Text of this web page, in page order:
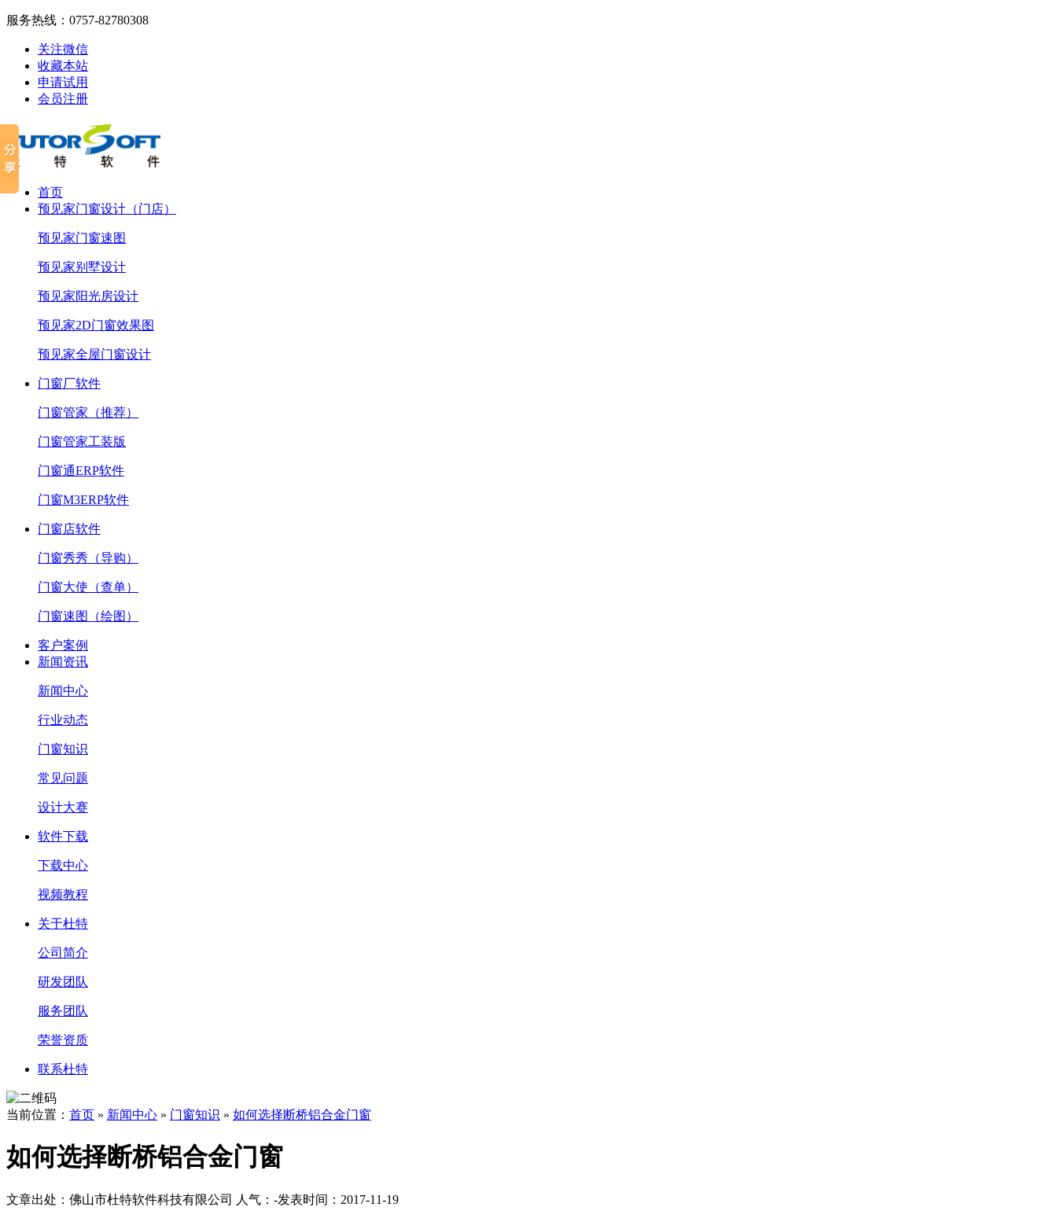
服务热线： 0757-82780308
关注微信
收藏本站
申请试用
会员注册
首页
预见家门窗设计（门店）
预见家门窗速图
预见家别墅设计
预见家阳光房设计
预见家2D门窗效果图
预见家全屋门窗设计
门窗厂软件
门窗管家（推荐）
门窗管家工装版
门窗通ERP软件
门窗M3ERP软件
门窗店软件
门窗秀秀（导购）
门窗大使（查单）
门窗速图（绘图）
客户案例
新闻资讯
新闻中心
行业动态
门窗知识
常见问题
设计大赛
软件下载
下载中心
视频教程
关于杜特
公司简介
研发团队
服务团队
荣誉资质
联系杜特
当前位置： 首页 » 新闻中心 » 门窗知识 » 如何选择断桥铝合金门窗
如何选择断桥铝合金门窗
文章出处：佛山市杜特软件科技有限公司 人气： -发表时间：2017-11-19